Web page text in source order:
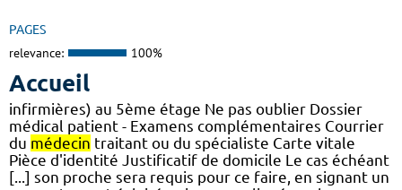
PAGES
relevance: 100%
Accueil
infirmières) au 5ème étage Ne pas oublier Dossier
médical patient - Examens complémentaires Courrier
du médecin traitant ou du spécialiste Carte vitale
Pièce d'identité Justificatif de domicile Le cas échéant
[...] son proche sera requis pour ce faire, en signant un